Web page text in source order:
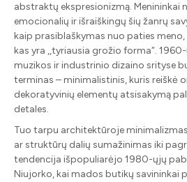
abstraktų ekspresionizmą.
emocionalių ir išraiškingų šių žanrų
kaip prasiblaškymas nuo paties
kas yra ,,tyriausia grožio forma“.
muzikos ir industrinio dizaino srityse
terminas – minimalistinis, kuris reiškė
dekoratyvinių elementų atsisakymą
detales.
Tuo tarpu architektūroje
ar struktūrų dalių sumažinimas iki
tendencija išpopuliarėjo 1980-ųjų
Niujorko, kai mados butikų savininkai